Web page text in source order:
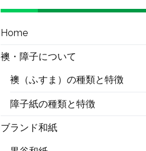
Home
襖・障子について
襖（ふすま）の種類と特徴
障子紙の種類と特徴
ブランド和紙